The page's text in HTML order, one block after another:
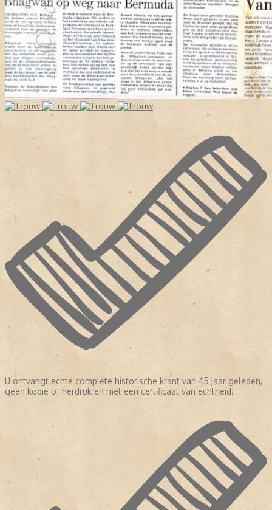
U ontvangt echte complete historische krant van 45 jaar geleden,
geen kopie of herdruk en met een certificaat van echtheid!